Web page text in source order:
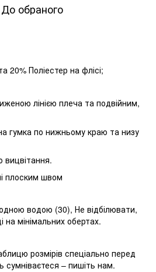
До обраного
20% Поліестер на флісі;
лінією плеча та подвійним,
гумка по нижньому краю та низу
вицвітання.
плоским швом
водою (30), Не відбілювати,
мінімальних обертах.
розмірів спеціально перед
– пишіть нам.